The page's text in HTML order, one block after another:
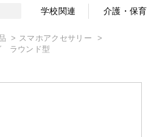
学校関連 介護・保育
スマホアクセサリー
ラウンド型